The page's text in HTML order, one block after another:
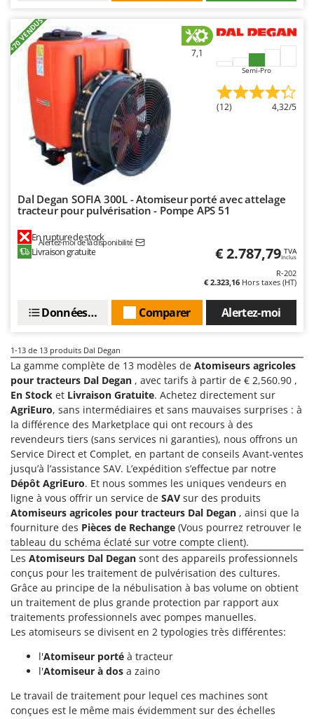
Wiper EcoRobot
Wolf Garten
Wortex
Worx
Yard Force
Zephir
ZGrills
Zodiac
Zomax
+70 VENDUS 7,1
Semi-Pro
(12) 4,32/5
Dal Degan SOFIA 300L - Atomiseur porté avec attelage
tracteur pour pulvérisation - Pompe APS 51
En rupture de stock
Alertez-moi de la disponibilité
Livraison gratuite € 2.787,79 TVA
Inclus
R-202
€ 2.323,16 Hors taxes (HT)
Alertez-moi
Comparer
Données techniques
1-13 de 13 produits Dal Degan
La gamme complète de 13 modèles de Atomiseurs agricoles
pour tracteurs Dal Degan , avec tarifs à partir de € 2,560.90 ,
En Stock et Livraison Gratuite. Achetez directement sur
AgriEuro, sans intermédiaires et sans mauvaises surprises : à
la différence des Marketplace qui ont recours à des
revendeurs tiers (sans services ni garanties), nous offrons un
Service Direct et Complet, en partant de conseils Avant-ventes
jusqu’à l’assistance SAV. L’expédition s’effectue par notre
Dépôt AgriEuro. Et nous sommes les uniques vendeurs en
ligne à vous offrir un service de SAV sur des produits
Atomiseurs agricoles pour tracteurs Dal Degan , ainsi que la
fourniture des Pièces de Rechange (Vous pourrez retrouver le
tableau du schéma éclaté sur votre compte client).
Les Atomiseurs Dal Degan sont des appareils professionnels
conçus pour les traitement de pulvérisation des cultures.
Grâce au principe de la nébulisation à bas volume on obtient
un traitement de plus grande protection par rapport aux
traitements professionnels avec pompes manuelles.
Les atomiseurs se divisent en 2 typologies très différentes:
l'Atomiseur porté à tracteur
l'Atomiseur à dos a zaino
Le travail de traitement pour lequel ces machines sont
conçues est le même mais évidemment sur des échelles